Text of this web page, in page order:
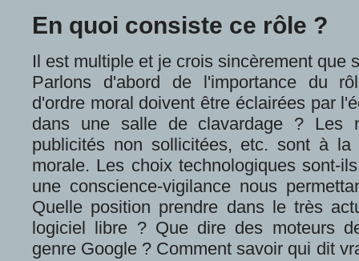
En quoi consiste ce rôle ?
Il est multiple et je crois sincèrement que
Parlons d'abord de l'importance du
d'ordre moral doivent être éclairées par
dans une salle de clavardage ? Les
publicités non sollicitées, etc. sont à
morale. Les choix technologiques sont-
une conscience-vigilance nous
Quelle position prendre dans le très
logiciel libre ? Que dire des moteurs
genre Google ? Comment savoir qui dit